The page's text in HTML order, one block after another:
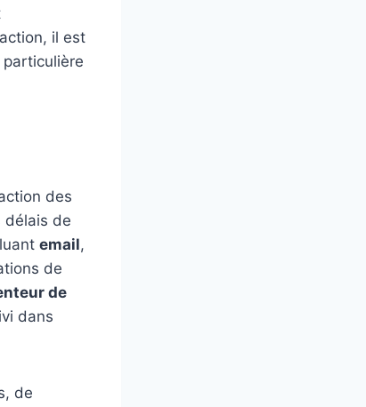
il est
des
délais de
email,
de
de
dans
de